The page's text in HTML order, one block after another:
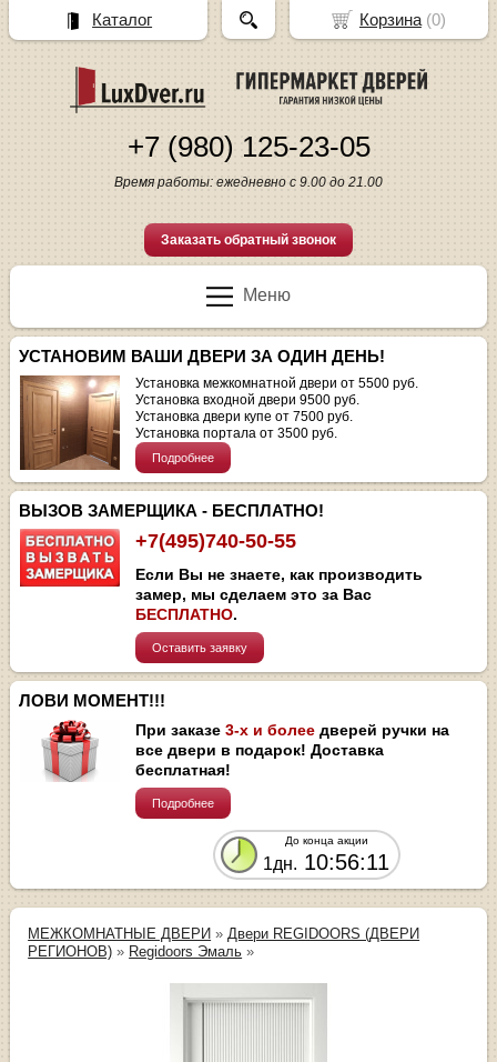
+7 (980) 125-23-05
Время работы: ежедневно с 9.00 до 21.00
Заказать обратный звонок
Меню
УСТАНОВИМ ВАШИ ДВЕРИ ЗА ОДИН ДЕНЬ!
Установка межкомнатной двери от 5500 руб.
Установка входной двери 9500 руб.
Установка двери купе от 7500 руб.
Установка портала от 3500 руб.
Подробнее
ВЫЗОВ ЗАМЕРЩИКА - БЕСПЛАТНО!
+7(495)740-50-55
Если Вы не знаете, как производить
замер, мы сделаем это за Вас
БЕСПЛАТНО.
Оставить заявку
ЛОВИ МОМЕНТ!!!
При заказе3-х и более дверей ручки на
все двери в подарок! Доставка
бесплатная!
Подробнее
До конца акции
1дн. 10:56:10
МЕЖКОМНАТНЫЕ ДВЕРИ » Двери REGIDOORS (ДВЕРИ
РЕГИОНОВ) » Regidoors Эмаль »
Корзина(0)
Каталог